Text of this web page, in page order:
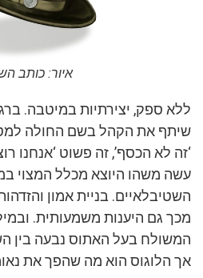
איור: כותב
ללא ספק, יצירתיות במיטבה.
שיתף את הקהל בשם החולה
‘זה לא הכסף’, זה פשוט ‘אנחנו
עשה משהו היוצא מכלל המצוי
השטיבלאיים. בניית אמון
מכך גם היענות משמעותית.
המשולח בעל האתוס נבעה בין
אך הלוגוס הוא מה שהפך את